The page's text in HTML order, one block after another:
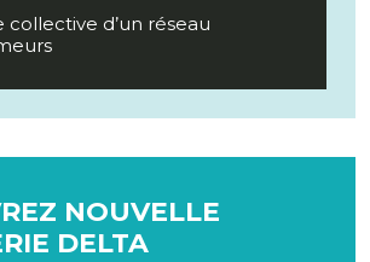
collective d’un réseau
NOUVELLE
DELTA